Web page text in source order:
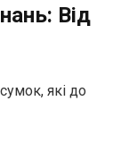
Від
які до